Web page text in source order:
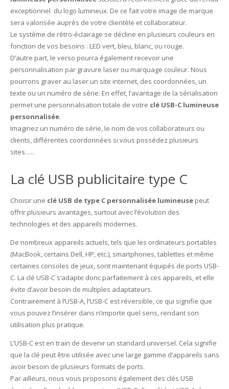
exceptionnel du logo lumineux. De ce fait votre image de marque
sera valorisée auprès de votre clientèle et collaborateur.
Le système de rétro-éclairage se décline en plusieurs couleurs en
fonction de vos besoins : LED vert, bleu, blanc, ou rouge.
D’autre part, le verso pourra également recevoir une
personnalisation par gravure laser ou marquage couleur. Nous
pourrons graver au laser un site internet, des coordonnées, un
texte ou un numéro de série. En effet, l’avantage de la sérialisation
permet une personnalisation totale de votre clé USB-C lumineuse
personnalisée.
Imaginez un numéro de série, le nom de vos collaborateurs ou
clients, différentes coordonnées si vous possédez plusieurs
sites…..
La clé USB publicitaire type C
Choisir une clé USB de type C personnalisée lumineusepeut
offrir plusieurs avantages, surtout avec l’évolution des
technologies et des appareils modernes.
De nombreux appareils actuels, tels que les ordinateurs portables
(MacBook, certains Dell, HP, etc.), smartphones, tablettes et même
certaines consoles de jeux, sont maintenant équipés de ports USB-
C. La clé USB-C s’adapte donc parfaitement à ces appareils, et elle
évite d’avoir besoin de multiples adaptateurs.
Contrairement à l’USB-A, l’USB-C est réversible, ce qui signifie que
vous pouvez l’insérer dans n’importe quel sens, rendant son
utilisation plus pratique.
L’USB-C est en train de devenir un standard universel. Cela signifie
que la clé peut être utilisée avec une large gamme d’appareils sans
avoir besoin de plusieurs formats de ports.
Par ailleurs, nous vous proposons également des clés USB